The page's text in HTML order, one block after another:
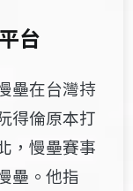
台
壘在台灣持
得倫原本打
，慢壘賽事
壘。他指